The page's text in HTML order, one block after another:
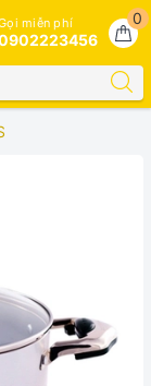
0
miễn phí